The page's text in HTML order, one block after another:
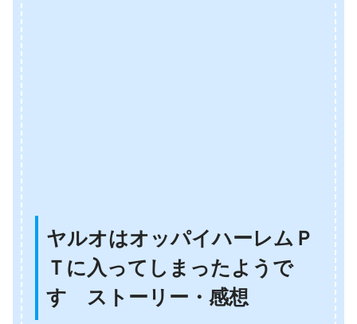
ヤルオはオッパイハーレムＰ
Ｔに入ってしまったようで
す ストーリー・感想